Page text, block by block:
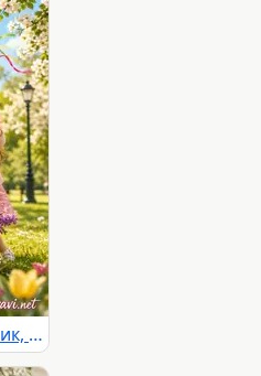
Международен ден на семейството със слънчев пикник, любов и споделени спомени